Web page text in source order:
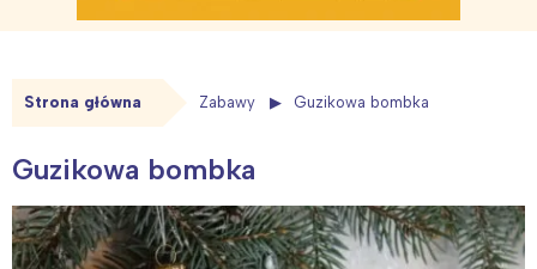
Strona główna Zabawy Guzikowa bombka
Guzikowa bombka